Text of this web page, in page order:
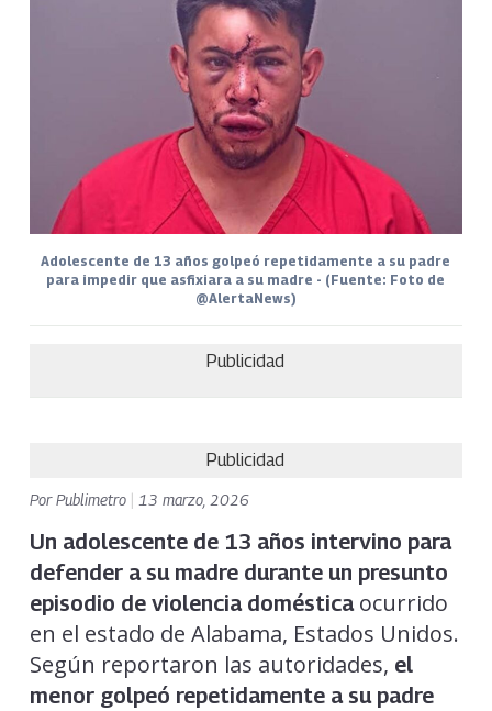
Adolescente de 13 años golpeó repetidamente a su padre
para impedir que asfixiara a su madre - (Fuente: Foto de
@AlertaNews)
Publicidad
Publicidad
PorPublimetro 13 marzo, 2026
Un adolescente de 13 años intervino para
defender a su madre durante un presunto
episodio de violencia doméstica ocurrido
en el estado de Alabama, Estados Unidos.
Según reportaron las autoridades, el
menor golpeó repetidamente a su padre